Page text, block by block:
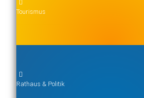
Tourismus
Rathaus & Politik